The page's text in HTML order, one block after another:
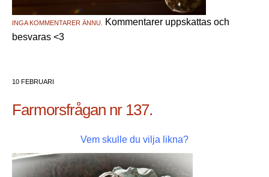
INGA KOMMENTARER ÄNNU. Kommentarer uppskattas och
besvaras <3
10 FEBRUARI
Farmorsfrågan nr 137.
Vem skulle du vilja likna?